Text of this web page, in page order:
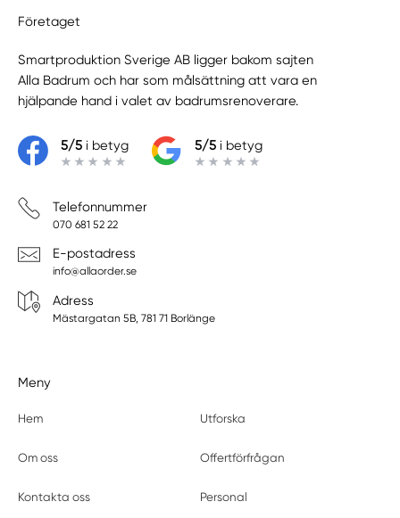
Företaget
Smartproduktion Sverige AB ligger bakom sajten
Alla Badrum och har som målsättning att vara en
hjälpande hand i valet av badrumsrenoverare.
5/5i betyg 5/5i betyg
Telefonnummer
070 681 52 22
E-postadress
info@allaorder.se
Adress
Mästargatan 5B, 781 71 Borlänge
Meny
Hem Utforska
Om oss Offertförfrågan
Kontakta oss Personal